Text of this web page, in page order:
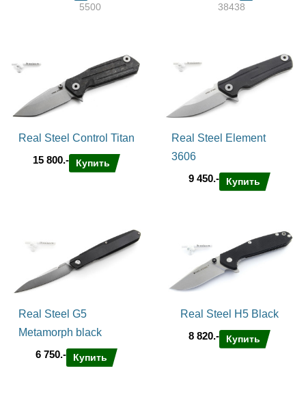
5500
38438
Real Steel Control Titan
15 800.-
Купить
Real Steel Element
3606
9 450.-
Купить
Real Steel G5
Metamorph black
6 750.-
Купить
Real Steel H5 Black
8 820.-
Купить